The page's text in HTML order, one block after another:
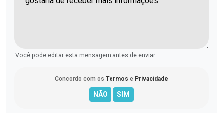
Você pode editar esta mensagem antes de enviar.
Concordo com os Termos e Privacidade